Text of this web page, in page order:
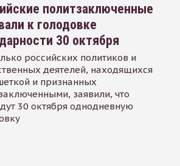
политзаключенные
к голодовке
30 октября
российских политиков и
деятелей, находящихся
и признанных
заявили, что
30 октября однодневную